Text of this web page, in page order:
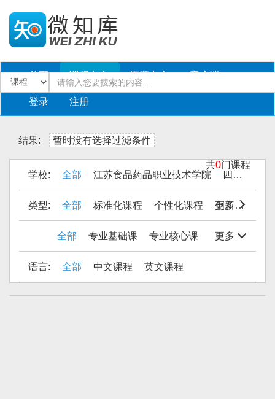
首页 课程中心 资源中心 客户端
登录 注册
结果: 暂时没有选择过滤条件
共0门课程
学校:
全部 江苏食品药品职业技术学院 四川工商职业技术学院
更多
类型: 全部 标准化课程 个性化课程 创新课程
更多
全部 专业基础课 专业核心课
语言: 全部 中文课程 英文课程